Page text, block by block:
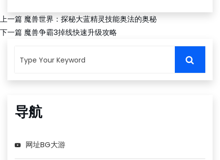
上一篇 魔兽世界：探秘大蓝精灵技能奥法的奥秘
下一篇 魔兽争霸3掉线快速升级攻略
导航
网址BG大游